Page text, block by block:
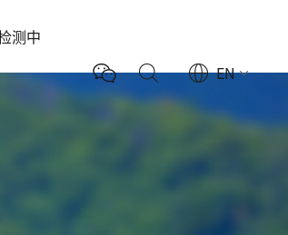
测中
EN